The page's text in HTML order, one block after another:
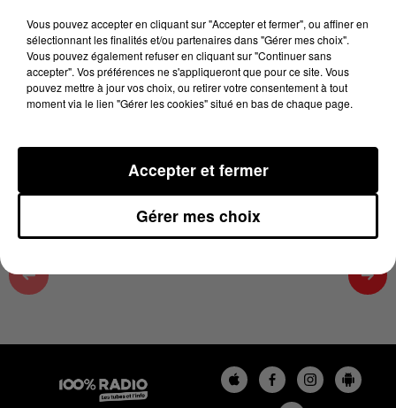
26 juin 2026 - 1 min 14 sec
L'AGENDA DU PAYS CATALANS DU 26/06/2026
À 16H38
L'agenda du Pays catalan
Vous pouvez accepter en cliquant sur "Accepter et fermer", ou affiner en
sélectionnant les finalités et/ou partenaires dans "Gérer mes choix".
Vous pouvez également refuser en cliquant sur "Continuer sans
accepter". Vos préférences ne s'appliqueront que pour ce site. Vous
pouvez mettre à jour vos choix, ou retirer votre consentement à tout
moment via le lien "Gérer les cookies" situé en bas de chaque page.
Gérer mes choix
Accepter et fermer